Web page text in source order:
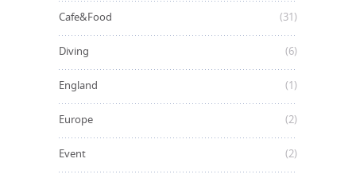
Cafe&Food (31)
Diving (6)
England (1)
Europe (2)
Event (2)